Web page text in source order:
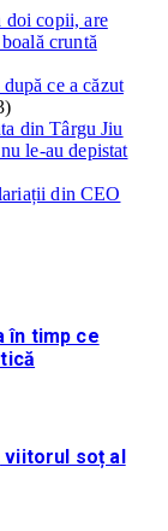
doi copii, are
cruntă
ce a căzut
din Târgu Jiu
le-au depistat
din CEO
în timp ce
viitorul soț al